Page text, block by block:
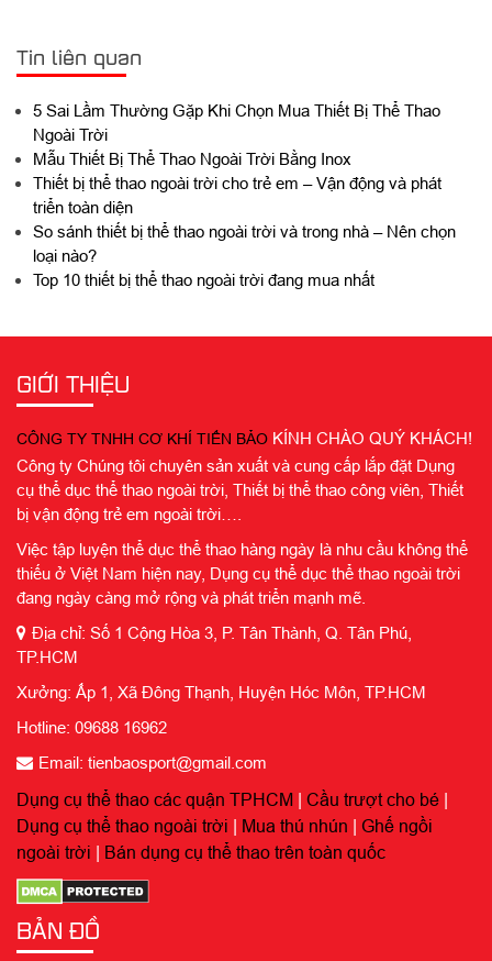
Tin liên quan
5 Sai Lầm Thường Gặp Khi Chọn Mua Thiết Bị Thể Thao
Ngoài Trời
Mẫu Thiết Bị Thể Thao Ngoài Trời Bằng Inox
Thiết bị thể thao ngoài trời cho trẻ em – Vận động và phát
triển toàn diện
So sánh thiết bị thể thao ngoài trời và trong nhà – Nên chọn
loại nào?
Top 10 thiết bị thể thao ngoài trời đang mua nhất
GIỚI THIỆU
CÔNG TY TNHH CƠ KHÍ TIẾN BẢO KÍNH CHÀO QUÝ KHÁCH!
Công ty Chúng tôi chuyên sản xuất và cung cấp lắp đặt Dụng
cụ thể dục thể thao ngoài trời, Thiết bị thể thao công viên, Thiết
bị vận động trẻ em ngoài trời….
Việc tập luyện thể dục thể thao hàng ngày là nhu cầu không thể
thiếu ở Việt Nam hiện nay, Dụng cụ thể dục thể thao ngoài trời
đang ngày càng mở rộng và phát triển mạnh mẽ.
Địa chỉ: Số 1 Cộng Hòa 3, P. Tân Thành, Q. Tân Phú,
TP.HCM
Xưởng: Ấp 1, Xã Đông Thạnh, Huyện Hóc Môn, TP.HCM
Hotline: 09688 16962
Email: tienbaosport@gmail.com
Dụng cụ thể thao các quận TPHCM | Cầu trượt cho bé |
Dụng cụ thể thao ngoài trời | Mua thú nhún | Ghế ngồi
ngoài trời | Bán dụng cụ thể thao trên toàn quốc
BẢN ĐỒ